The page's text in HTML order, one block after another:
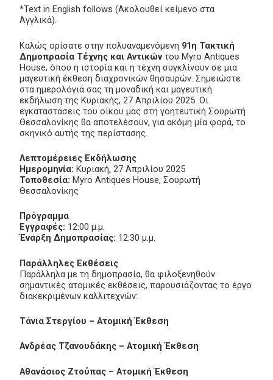
*Text in English follows (Ακολουθεί κείμενο στα
Αγγλικά).
Καλώς ορίσατε στην πολυαναμενόμενη 91η Τακτική
Δημοπρασία Τέχνης και Αντικών του Myro Antiques
House, όπου η ιστορία και η τέχνη συγκλίνουν σε μια
μαγευτική έκθεση διαχρονικών θησαυρών. Σημειώστε
στα ημερολόγιά σας τη μοναδική και μαγευτική
εκδήλωση της Κυριακής, 27 Απριλίου 2025. Οι
εγκαταστάσεις του οίκου μας στη γοητευτική Σουρωτή
Θεσσαλονίκης θα αποτελέσουν, για ακόμη μία φορά, το
σκηνικό αυτής της περίστασης.
Λεπτομέρειες Εκδήλωσης
Ημερομηνία: Κυριακή, 27 Απριλίου 2025
Τοποθεσία: Myro Antiques House, Σουρωτή
Θεσσαλονίκης
Πρόγραμμα
Εγγραφές: 12:00 μ.μ.
Έναρξη Δημοπρασίας: 12:30 μ.μ.
Παράλληλες Εκθέσεις
Παράλληλα με τη δημοπρασία, θα φιλοξενηθούν
σημαντικές ατομικές εκθέσεις, παρουσιάζοντας το έργο
διακεκριμένων καλλιτεχνών:
Τάνια Στεργίου – Ατομική Έκθεση
Ανδρέας Τζανουδάκης – Ατομική Έκθεση
Αθανάσιος Ζτούπας – Ατομική Έκθεση